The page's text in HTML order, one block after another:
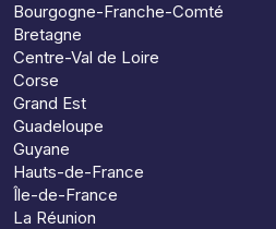
Bourgogne-Franche-Comté
Bretagne
Centre-Val de Loire
Corse
Grand Est
Guadeloupe
Guyane
Hauts-de-France
Île-de-France
La Réunion